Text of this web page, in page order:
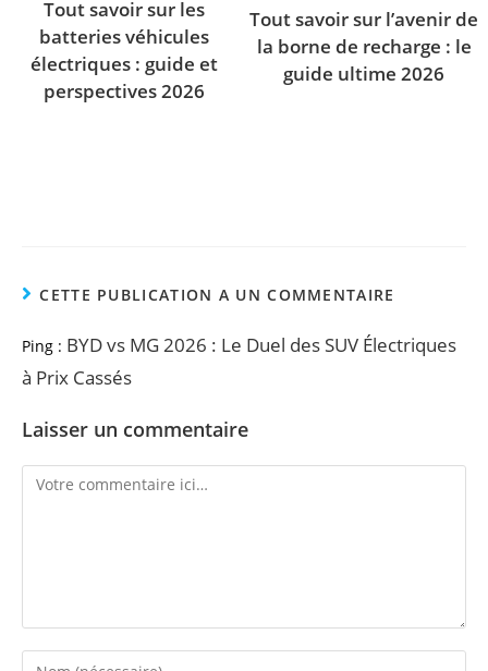
Tout savoir sur les
batteries véhicules
électriques : guide et
perspectives 2026
Tout savoir sur l’avenir de
la borne de recharge : le
guide ultime 2026
CETTE PUBLICATION A UN COMMENTAIRE
Ping : BYD vs MG 2026 : Le Duel des SUV Électriques
à Prix Cassés
Laisser un commentaire